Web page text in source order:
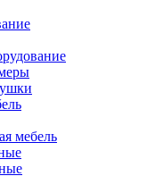
мебель